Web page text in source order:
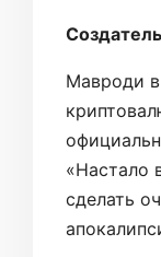
Мавроди в
«Настало
сделать